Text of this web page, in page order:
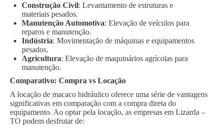
Construção Civil: Levantamento de estruturas e
materiais pesados.
Manutenção Automotiva: Elevação de veículos para
reparos e manutenção.
Indústria: Movimentação de máquinas e equipamentos
pesados.
Agricultura: Elevação de maquinários agrícolas para
manutenção.
Comparativo: Compra vs Locação
A locação de macaco hidráulico oferece uma série de vantagens
significativas em comparação com a compra direta do
equipamento. Ao optar pela locação, as empresas em Lizarda –
TO podem desfrutar de: